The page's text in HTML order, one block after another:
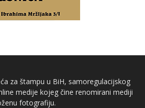
za štampu u BiH, samoregulacijskog
medije kojeg čine renomirani mediji
fotografiju.